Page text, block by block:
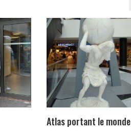
Atlas portant le monde